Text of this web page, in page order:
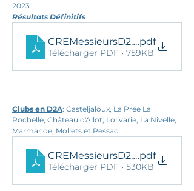
2023
Résultats Définitifs
CREMessieursD2BResDef2022
.pdf
Télécharger PDF • 759KB
Clubs en D2A: Casteljaloux, La Prée La
Rochelle, Château d'Allot, Lolivarie, La Nivelle,
Marmande, Moliets et Pessac
.pdf
Télécharger PDF • 530KB